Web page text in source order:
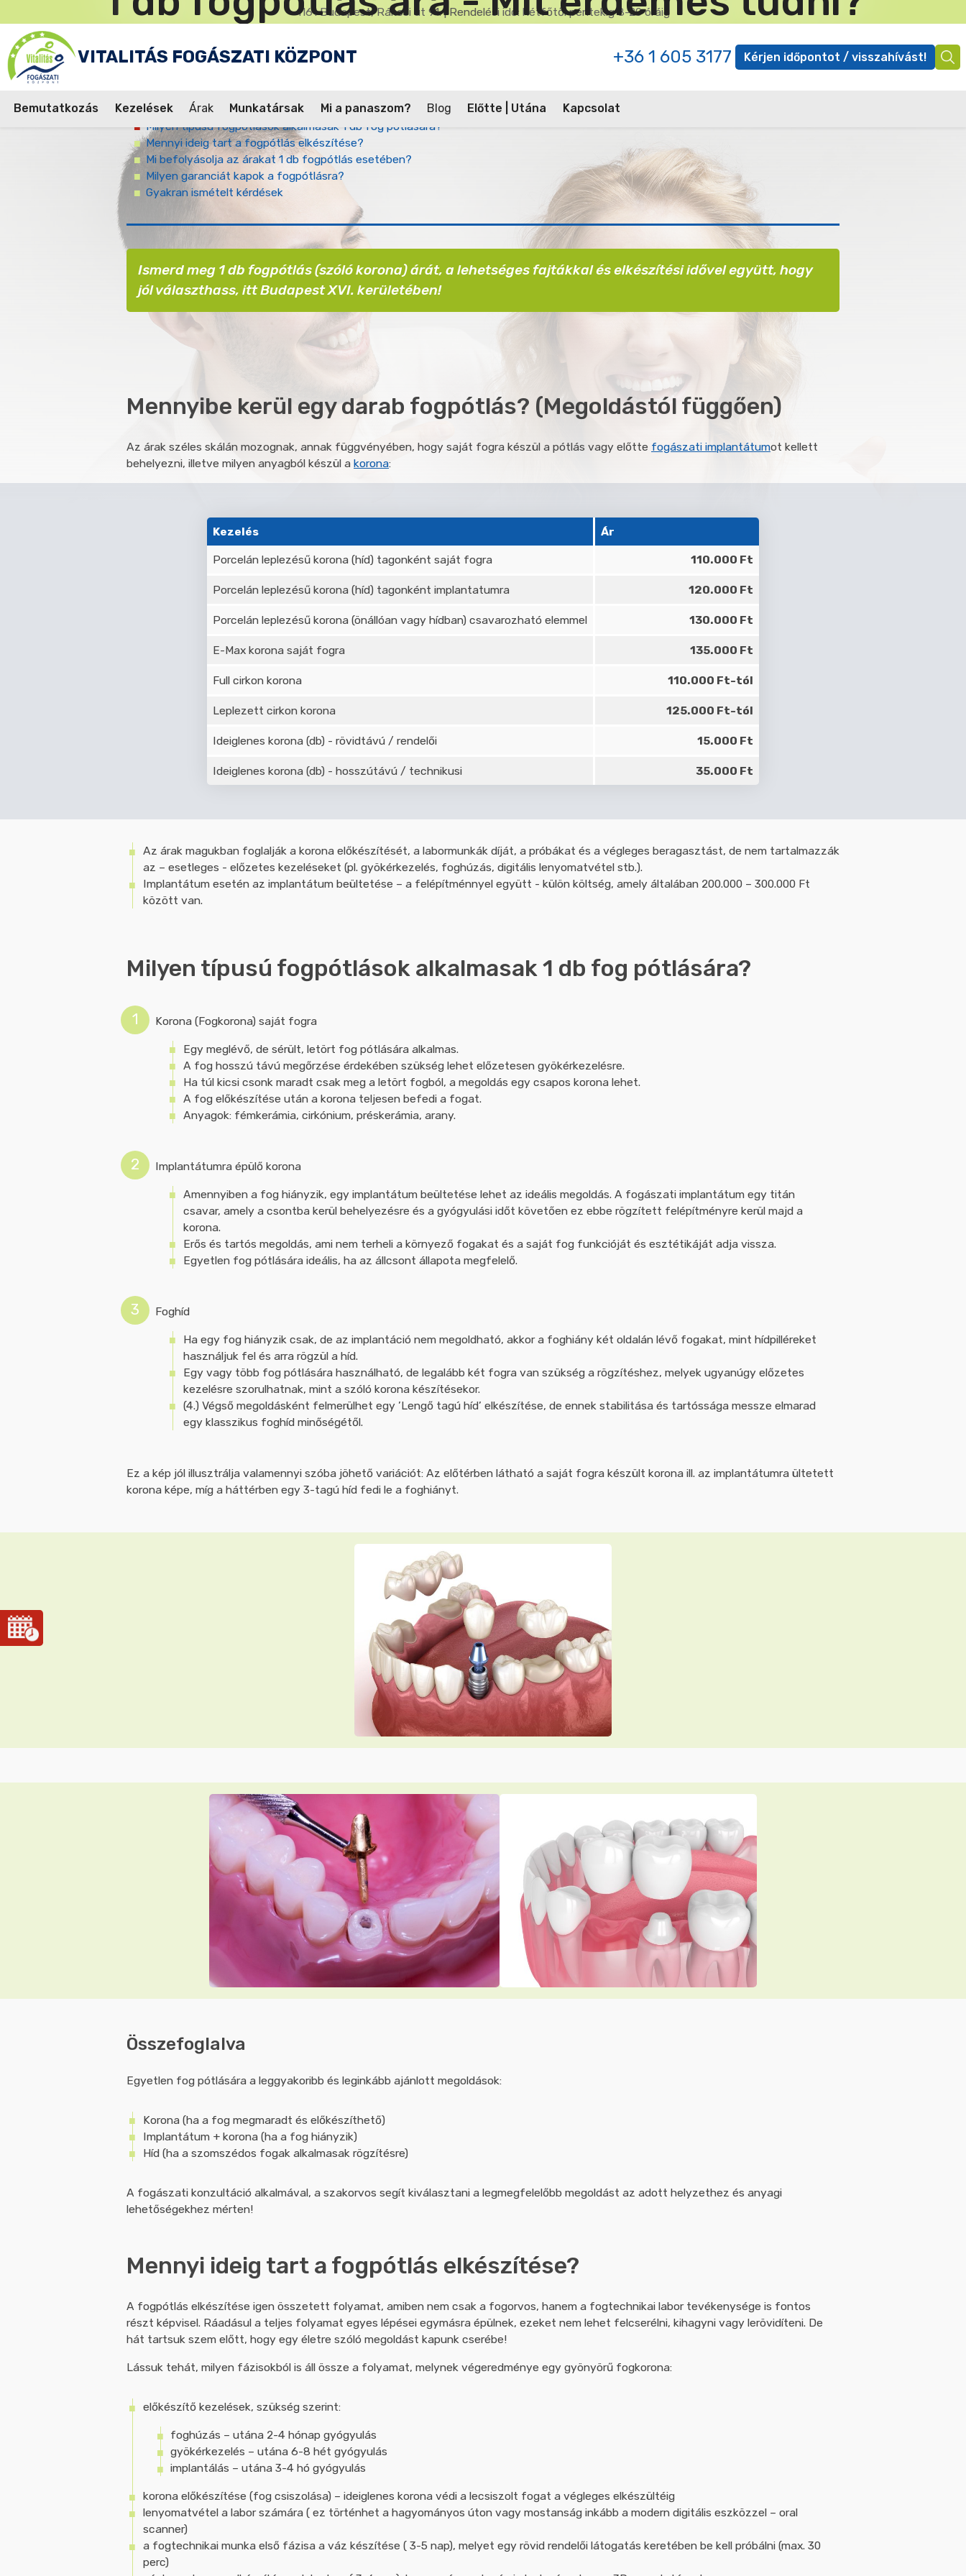
a
tartalomra
1161 Budapest, Rákosi út 91. | Rendelési idő: hétfőtől péntekig 8-20 óráig
VITALITÁS FOGÁSZATI KÖZPONT +36 1 605 3177 Kérjen időpontot / visszahívást!
Bemutatkozás Kezelések Árak Munkatársak Mi a panaszom? Blog Előtte | Utána Kapcsolat
Mennyibe kerül egy darab fogpótlás? (Megoldástól függően)
Milyen típusú fogpótlások alkalmasak 1 db fog pótlására?
Mennyi ideig tart a fogpótlás elkészítése?
Mi befolyásolja az árakat 1 db fogpótlás esetében?
Milyen garanciát kapok a fogpótlásra?
Gyakran ismételt kérdések
Ismerd meg 1 db fogpótlás (szóló korona) árát, a lehetséges fajtákkal és elkészítési idővel együtt, hogy
jól választhass, itt Budapest XVI. kerületében!
Mennyibe kerül egy darab fogpótlás? (Megoldástól függően)
Az árak széles skálán mozognak, annak függvényében, hogy saját fogra készül a pótlás vagy előtte fogászati implantátumot kellett
behelyezni, illetve milyen anyagból készül a korona:
Kezelés Ár
Porcelán leplezésű korona (híd) tagonként saját fogra 110.000 Ft
Porcelán leplezésű korona (híd) tagonként implantatumra 120.000 Ft
Porcelán leplezésű korona (önállóan vagy hídban) csavarozható elemmel 130.000 Ft
E-Max korona saját fogra 135.000 Ft
Full cirkon korona 110.000 Ft-tól
Leplezett cirkon korona 125.000 Ft-tól
Ideiglenes korona (db) - rövidtávú / rendelői 15.000 Ft
Ideiglenes korona (db) - hosszútávú / technikusi 35.000 Ft
Az árak magukban foglalják a korona előkészítését, a labormunkák díját, a próbákat és a végleges beragasztást, de nem tartalmazzák
az – esetleges - előzetes kezeléseket (pl. gyökérkezelés, foghúzás, digitális lenyomatvétel stb.).
Implantátum esetén az implantátum beültetése – a felépítménnyel együtt - külön költség, amely általában 200.000 – 300.000 Ft
között van.
Milyen típusú fogpótlások alkalmasak 1 db fog pótlására?
Korona (Fogkorona) saját fogra
Egy meglévő, de sérült, letört fog pótlására alkalmas.
A fog hosszú távú megőrzése érdekében szükség lehet előzetesen gyökérkezelésre.
Ha túl kicsi csonk maradt csak meg a letört fogból, a megoldás egy csapos korona lehet.
A fog előkészítése után a korona teljesen befedi a fogat.
Anyagok: fémkerámia, cirkónium, préskerámia, arany.
Implantátumra épülő korona
Amennyiben a fog hiányzik, egy implantátum beültetése lehet az ideális megoldás. A fogászati implantátum egy titán
csavar, amely a csontba kerül behelyezésre és a gyógyulási időt követően ez ebbe rögzített felépítményre kerül majd a
korona.
Erős és tartós megoldás, ami nem terheli a környező fogakat és a saját fog funkcióját és esztétikáját adja vissza.
Egyetlen fog pótlására ideális, ha az állcsont állapota megfelelő.
Foghíd
Ha egy fog hiányzik csak, de az implantáció nem megoldható, akkor a foghiány két oldalán lévő fogakat, mint hídpilléreket
használjuk fel és arra rögzül a híd.
Egy vagy több fog pótlására használható, de legalább két fogra van szükség a rögzítéshez, melyek ugyanúgy előzetes
kezelésre szorulhatnak, mint a szóló korona készítésekor.
(4.) Végső megoldásként felmerülhet egy ’Lengő tagú híd’ elkészítése, de ennek stabilitása és tartóssága messze elmarad
egy klasszikus foghíd minőségétől.
Ez a kép jól illusztrálja valamennyi szóba jöhető variációt: Az előtérben látható a saját fogra készült korona ill. az implantátumra ültetett
korona képe, míg a háttérben egy 3-tagú híd fedi le a foghiányt.
Összefoglalva
Egyetlen fog pótlására a leggyakoribb és leginkább ajánlott megoldások:
Korona (ha a fog megmaradt és előkészíthető)
Implantátum + korona (ha a fog hiányzik)
Híd (ha a szomszédos fogak alkalmasak rögzítésre)
A fogászati konzultáció alkalmával, a szakorvos segít kiválasztani a legmegfelelőbb megoldást az adott helyzethez és anyagi
lehetőségekhez mérten!
Mennyi ideig tart a fogpótlás elkészítése?
A fogpótlás elkészítése igen összetett folyamat, amiben nem csak a fogorvos, hanem a fogtechnikai labor tevékenysége is fontos
részt képvisel. Ráadásul a teljes folyamat egyes lépései egymásra épülnek, ezeket nem lehet felcserélni, kihagyni vagy lerövidíteni. De
hát tartsuk szem előtt, hogy egy életre szóló megoldást kapunk cserébe!
Lássuk tehát, milyen fázisokból is áll össze a folyamat, melynek végeredménye egy gyönyörű fogkorona:
előkészítő kezelések, szükség szerint:
foghúzás – utána 2-4 hónap gyógyulás
gyökérkezelés – utána 6-8 hét gyógyulás
implantálás – utána 3-4 hó gyógyulás
korona előkészítése (fog csiszolása) – ideiglenes korona védi a lecsiszolt fogat a végleges elkészültéig
lenyomatvétel a labor számára ( ez történhet a hagyományos úton vagy mostanság inkább a modern digitális eszközzel – oral
scanner)
a fogtechnikai munka első fázisa a váz készítése ( 3-5 nap), melyet egy rövid rendelői látogatás keretében be kell próbálni (max. 30
perc)
jel